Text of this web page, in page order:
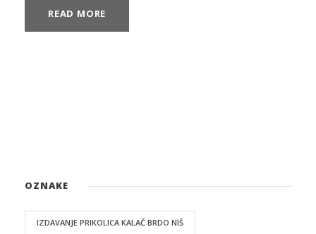
READ MORE
OZNAKE
IZDAVANJE PRIKOLICA KALAČ BRDO NIŠ